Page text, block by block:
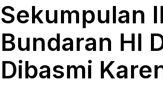
Sekumpulan
Bundaran HI
Dibasmi